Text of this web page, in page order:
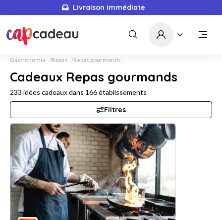
Livraison immédiate
Gastronomie Repas Repas gourmands
Cadeaux Repas gourmands
233 idées cadeaux dans 166établissements
Filtres